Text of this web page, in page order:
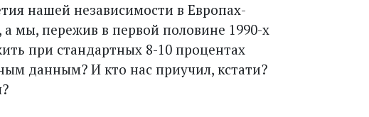
нашей независимости в Европах-
мы, пережив в первой половине 1990-х
при стандартных 8-10 процентах
данным? И кто нас приучил, кстати?